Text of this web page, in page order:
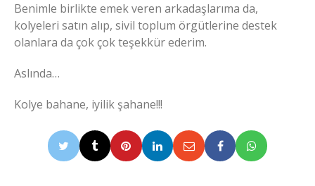
Benimle birlikte emek veren arkadaşlarıma da,
kolyeleri satın alıp, sivil toplum örgütlerine destek
olanlara da çok çok teşekkür ederim.
Aslında…
Kolye bahane, iyilik şahane!!!